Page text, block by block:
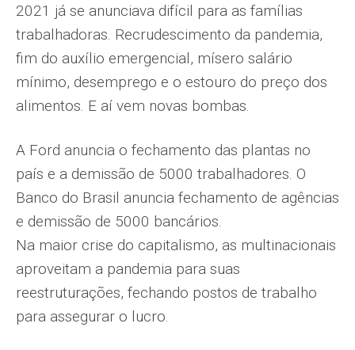
2021 já se anunciava difícil para as famílias
trabalhadoras. Recrudescimento da pandemia,
fim do auxílio emergencial, mísero salário
mínimo, desemprego e o estouro do preço dos
alimentos. E aí vem novas bombas.
A Ford anuncia o fechamento das plantas no
país e a demissão de 5000 trabalhadores. O
Banco do Brasil anuncia fechamento de agências
e demissão de 5000 bancários.
Na maior crise do capitalismo, as multinacionais
aproveitam a pandemia para suas
reestruturações, fechando postos de trabalho
para assegurar o lucro.